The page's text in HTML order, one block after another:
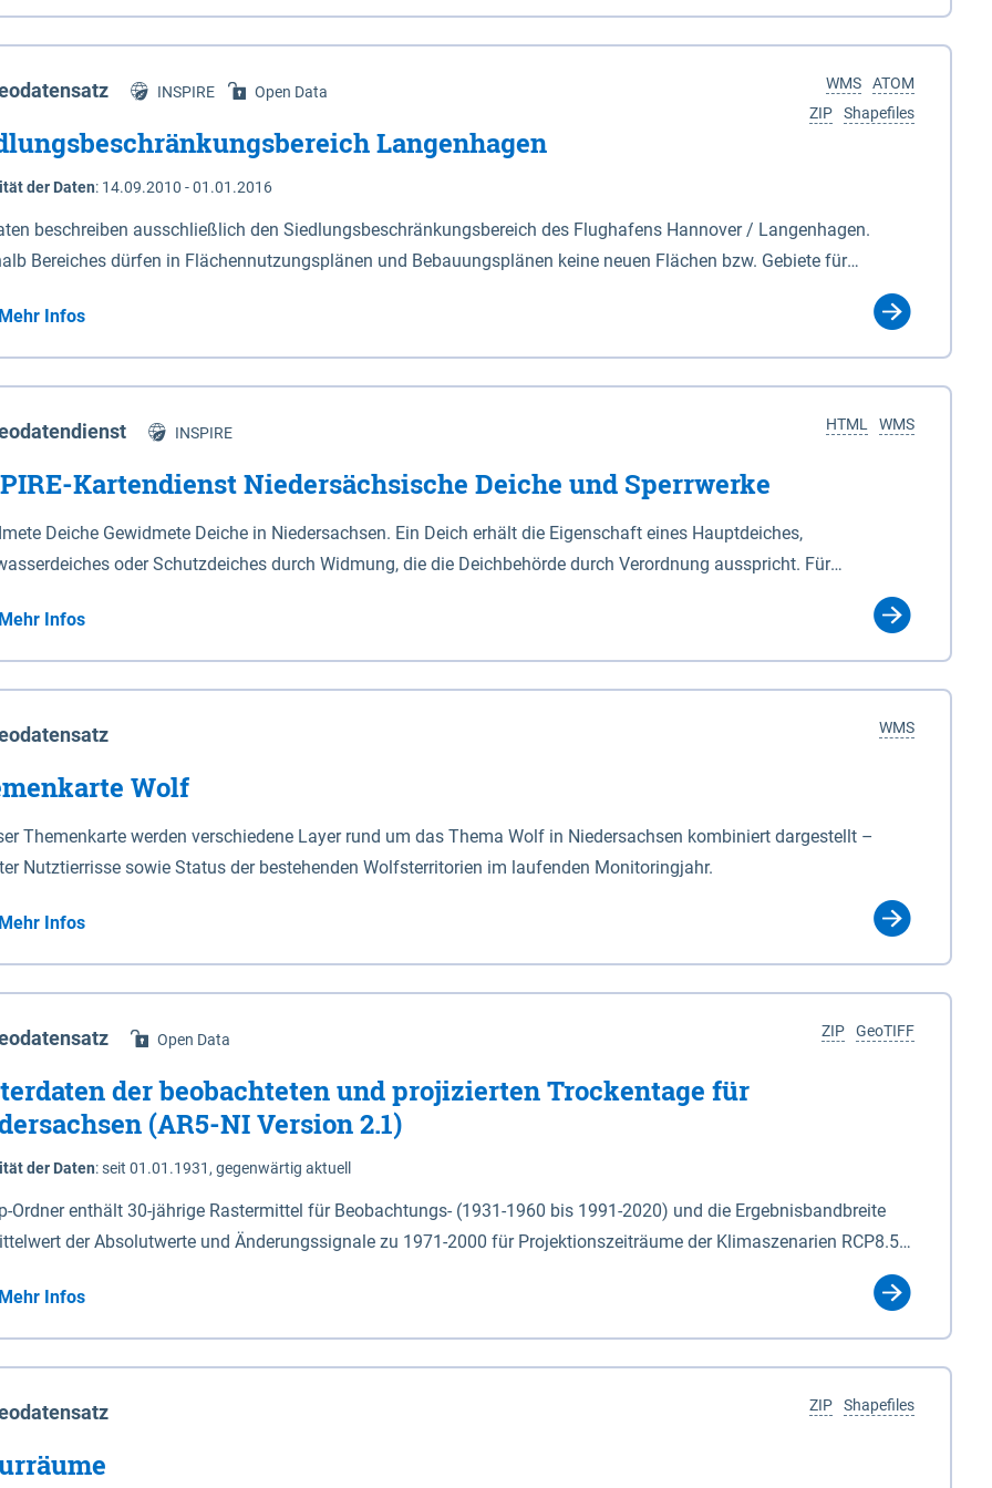
Niedersachsen (vgl. Abb. 4-1) entlang der Elbe zwischen Schnackenburg im Osten und Hohnstorf (Elbe) im Westen
472,5 bei Schnackenburg bis 569 bei Lauenburg). Das Biosphärenreservat umfasst Teile der Landkreise
Dannenberg und Lüneburg.
ATOM
WMS
Shapefiles
ZIP
INSPIRE Open Data
Langenhagen
der Daten: 14.09.2010 - 01.01.2016
beschreiben ausschließlich den Siedlungsbeschränkungsbereich des Flughafens Hannover / Langenhagen.
Bereiches dürfen in Flächennutzungsplänen und Bebauungsplänen keine neuen Flächen bzw. Gebiete für
Mehr Infos
WMS
HTML
INSPIRE
Kartendienst Niedersächsische Deiche und Sperrwerke
Deiche Gewidmete Deiche in Niedersachsen. Ein Deich erhält die Eigenschaft eines Hauptdeiches,
oder Schutzdeiches durch Widmung, die die Deichbehörde durch Verordnung ausspricht. Für
Deiche gelten die Bestimmungen des Niedersächsischen Deichgesetzes (NDG). Die Widmung "2.Deichlinie" ist
Sperrwerke Sperrwerke sind Bauwerke mit Sperrvorrichtungen in Tidegewässern, die dem
eines Gebietes vor erhöhten Tiden, vor allem vor Sturmfluten, zu dienen bestimmt sind (§2 Abs.3 NDG). Ein Bauwerk
Art erhält die Eigenschaft eines Sperrwerkes durch Widmung, die die Deichbehörde durch Verordnung
Mehr Infos
WMS
Wolf
Themenkarte werden verschiedene Layer rund um das Thema Wolf in Niedersachsen kombiniert dargestellt –
Nutztierrisse sowie Status der bestehenden Wolfsterritorien im laufenden Monitoringjahr.
Mehr Infos
GeoTIFF
ZIP
Open Data
der beobachteten und projizierten Trockentage für
(AR5-NI Version 2.1)
der Daten:seit 01.01.1931, gegenwärtig aktuell
Ordner enthält 30-jährige Rastermittel für Beobachtungs- (1931-1960 bis 1991-2020) und die Ergebnisbandbreite
der Absolutwerte und Änderungssignale zu 1971-2000 für Projektionszeiträume der Klimaszenarien RCP8.5
(Jun. - Aug.) - au: Herbst (Sep. - Nov.) - wi: Winter (Dez. - Feb.) - hyr:
Jahr (Nov. - Okt.) - hsu: Hydrologisches Sommerhalbjahr (Mai - Okt.) - hwi: Hydrologisches Winterhalbjahr
- vd: Vegetationsruhe (Okt. - Mär.) Neben den Rasterdaten ist eine
zu den Dateinamen und für eine Darstellung im GIS eine Klassifizierung der Rasterdaten mit Klassenname und
code gegeben.
Mehr Infos
Shapefiles
ZIP